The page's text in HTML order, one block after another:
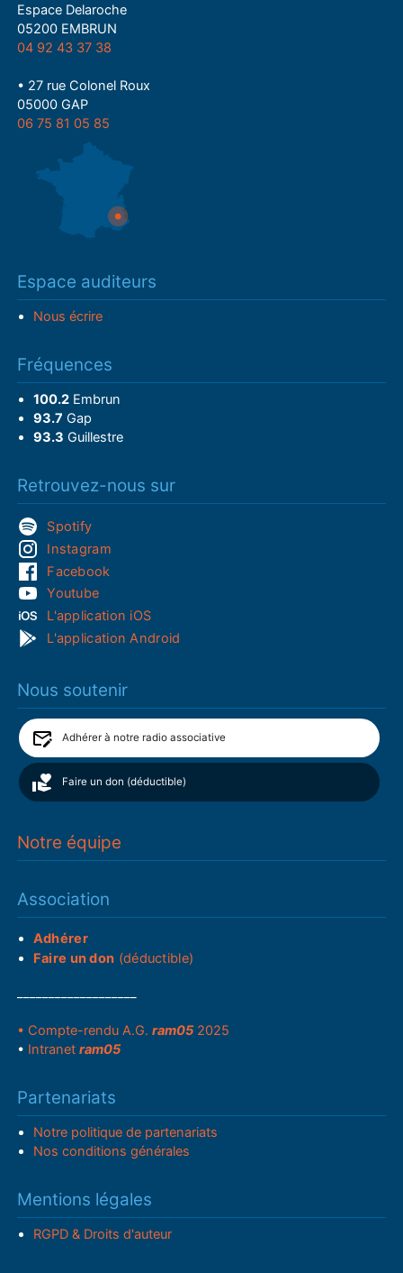
Espace Delaroche
05200 EMBRUN
04 92 43 37 38
• 27 rue Colonel Roux
05000 GAP
06 75 81 05 85
Espace auditeurs
Nous écrire
Fréquences
100.2Embrun
93.7 Gap
93.3 Guillestre
Retrouvez-nous sur
Spotify
Instagram
Facebook
Youtube
L'application iOS
L'application Android
Nous soutenir
Adhérer à notre radio associative
Faire un don (déductible)
Notre équipe
Association
Adhérer
Faire un don (déductible)
• Compte-rendu A.G.ram05 2025
• Intranetram05
Partenariats
Notre politique de partenariats
Nos conditions générales
Mentions légales
RGPD & Droits d'auteur